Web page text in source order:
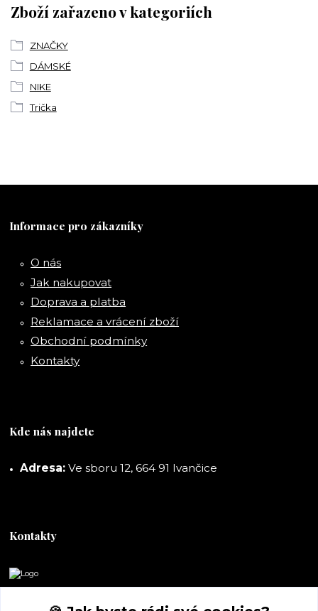
Zboží zařazeno v kategoriích
ZNAČKY
DÁMSKÉ
NIKE
Trička
Informace pro zákazníky
O nás
Jak nakupovat
Doprava a platba
Reklamace a vrácení zboží
Obchodní podmínky
Kontakty
Kde nás najdete
Adresa: Ve sboru 12, 664 91 Ivančice
Kontakty